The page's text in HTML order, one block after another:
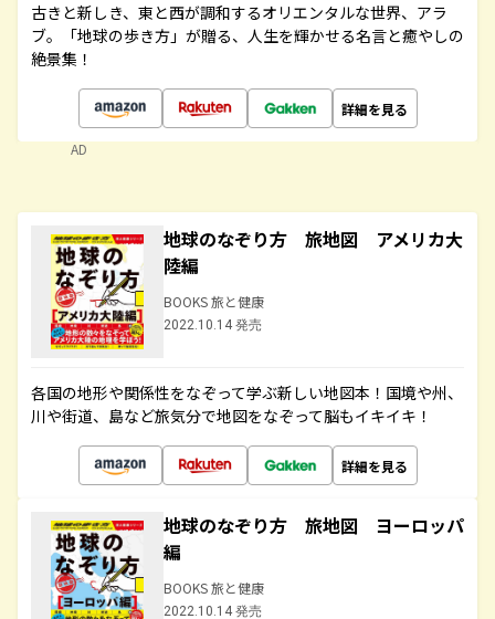
古きと新しき、東と西が調和するオリエンタルな世界、アラ
ブ。「地球の歩き方」が贈る、人生を輝かせる名言と癒やしの
絶景集！
詳細を見る
AD
地球のなぞり方 旅地図 アメリカ大
陸編
BOOKS 旅と健康
2022.10.14 発売
各国の地形や関係性をなぞって学ぶ新しい地図本！国境や州、
川や街道、島など旅気分で地図をなぞって脳もイキイキ！
詳細を見る
地球のなぞり方 旅地図 ヨーロッパ
編
BOOKS 旅と健康
2022.10.14 発売